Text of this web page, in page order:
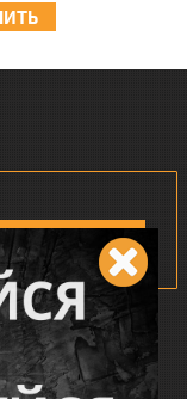
1 144 грн.